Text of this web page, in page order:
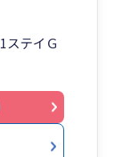
ステイＧ